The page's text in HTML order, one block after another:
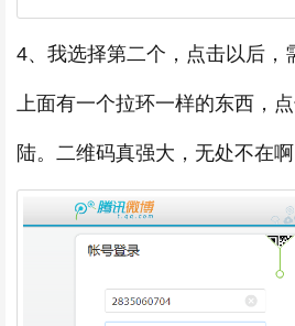
4、我选择第二个，点击以后，
上面有一个拉环一样的东西，
陆。二维码真强大，无处不在啊